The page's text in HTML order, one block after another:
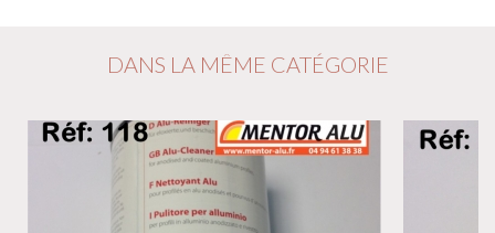
DANS LA MÊME CATÉGORIE